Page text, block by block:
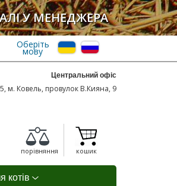
У МЕНЕДЖЕРА
Оберіть
мову
Центральний офіс
м. Ковель, провулок В.Кияна, 9
порівняння кошик
котів